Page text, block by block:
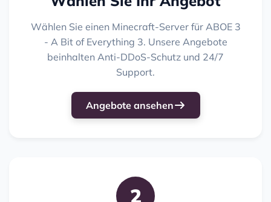
Wählen Sie einen Minecraft-Server für ABOE 3
- A Bit of Everything 3. Unsere Angebote
beinhalten Anti-DDoS-Schutz und 24/7
Support.
Angebote ansehen
2